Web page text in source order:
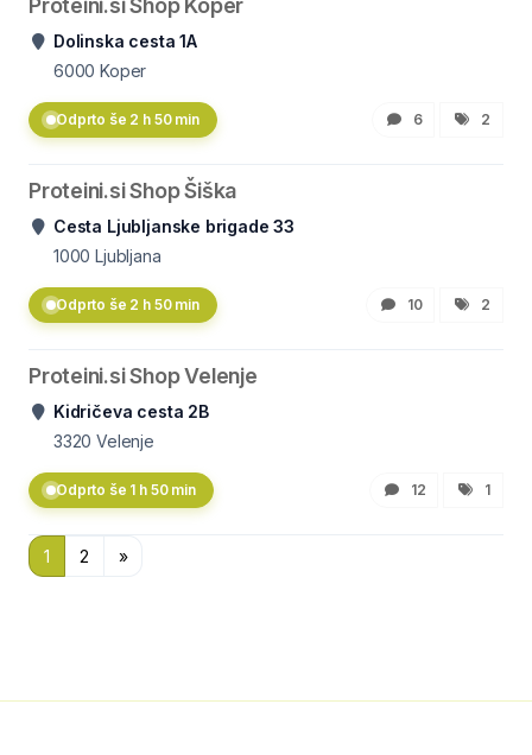
Proteini.si Shop Koper
Dolinska cesta 1A
6000 Koper
Odprto še 2 h 50 min 6 2
Proteini.si Shop Šiška
Cesta Ljubljanske brigade 33
1000 Ljubljana
Odprto še 2 h 50 min 10 2
Proteini.si Shop Velenje
Kidričeva cesta 2B
3320 Velenje
Odprto še 1 h 50 min 12 1
1 2 »